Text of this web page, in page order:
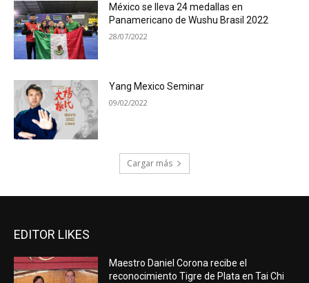
México se lleva 24 medallas en
Panamericano de Wushu Brasil 2022
28/07/2022
Yang Mexico Seminar
09/02/2022
Cargar más
EDITOR LIKES
Maestro Daniel Corona recibe el
reconocimiento Tigre de Plata en Tai Chi